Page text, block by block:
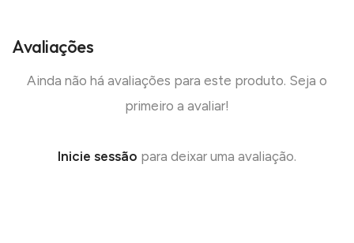
Avaliações
Ainda não há avaliações para este produto. Seja o
primeiro a avaliar!
Inicie sessão para deixar uma avaliação.